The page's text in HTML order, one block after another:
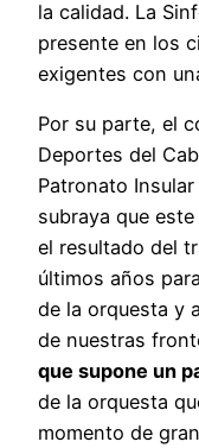
la calidad. La
presente en los
exigentes con
Por su parte, el
Deportes del
Patronato
subraya que
el resultado del
últimos años
de la orquesta y
de nuestras
que supone un
de la orquesta
momento de